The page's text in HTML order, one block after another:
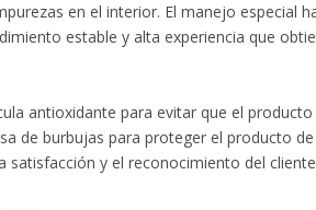
en el interior. El manejo especial
estable y alta experiencia que
antioxidante para evitar que el
de burbujas para proteger el producto
y el reconocimiento del